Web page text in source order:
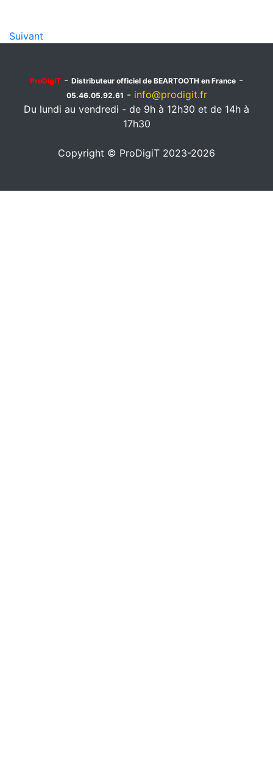
Suivant
ProDigiT - Distributeur officiel de BEARTOOTH en France -
05.46.05.92.61 - info@prodigit.fr
Du lundi au vendredi - de 9h à 12h30 et de 14h à
17h30
Copyright © ProDigiT 2023-2026